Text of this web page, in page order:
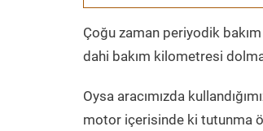
Çoğu zaman periyodik
dahi bakım kilometresi
Oysa aracımızda
motor içerisinde ki tutunma